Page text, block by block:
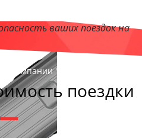
ваших поездок на
компании "ЯкутскБас"
поездки